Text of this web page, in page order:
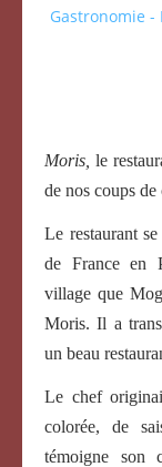
Gastronomie -
Moris, le
de nos coups
Le restaurant
de France en
village que
Moris. Il a
un beau
Le chef
colorée, de
témoigne son